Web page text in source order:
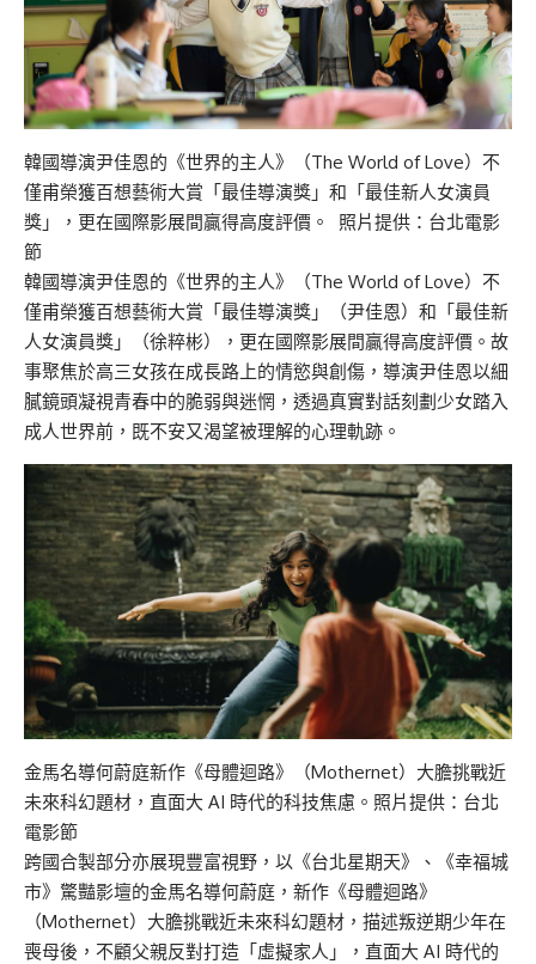
韓國導演尹佳恩的《世界的主人》（The World of Love）不
僅甫榮獲百想藝術大賞「最佳導演獎」和「最佳新人女演員
獎」，更在國際影展間贏得高度評價。 照片提供：台北電影
節
韓國導演尹佳恩的《世界的主人》（The World of Love）不
僅甫榮獲百想藝術大賞「最佳導演獎」（尹佳恩）和「最佳新
人女演員獎」（徐粹彬），更在國際影展間贏得高度評價。故
事聚焦於高三女孩在成長路上的情慾與創傷，導演尹佳恩以細
膩鏡頭凝視青春中的脆弱與迷惘，透過真實對話刻劃少女踏入
成人世界前，既不安又渴望被理解的心理軌跡。
金馬名導何蔚庭新作《母體迴路》（Mothernet）大膽挑戰近
未來科幻題材，直面大 AI 時代的科技焦慮。照片提供：台北
電影節
跨國合製部分亦展現豐富視野，以《台北星期天》、《幸福城
市》驚豔影壇的金馬名導何蔚庭，新作《母體迴路》
（Mothernet）大膽挑戰近未來科幻題材，描述叛逆期少年在
喪母後，不顧父親反對打造「虛擬家人」，直面大 AI 時代的